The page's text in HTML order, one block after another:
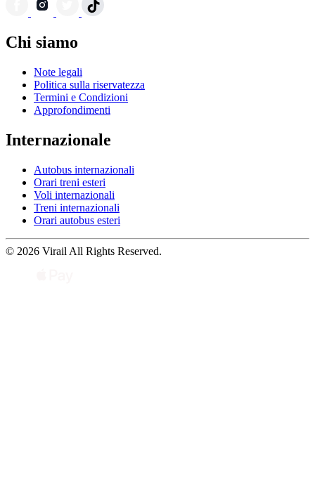
Chi siamo
Note legali
Politica sulla riservatezza
Termini e Condizioni
Approfondimenti
Internazionale
Autobus internazionali
Orari treni esteri
Voli internazionali
Treni internazionali
Orari autobus esteri
© 2026 Virail All Rights Reserved.